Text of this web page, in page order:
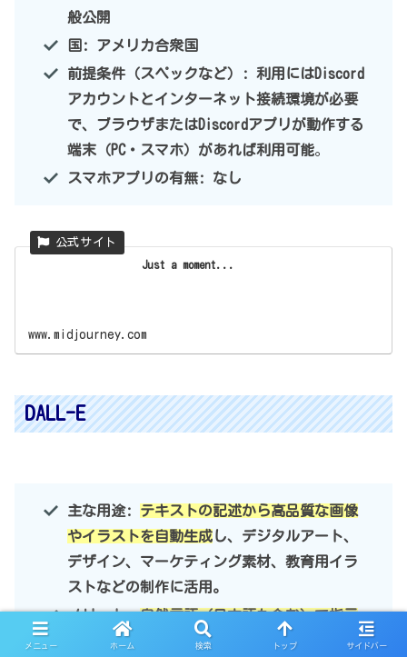
般公開
国: アメリカ合衆国
前提条件（スペックなど）: 利用にはDiscord
アカウントとインターネット接続環境が必要
で、ブラウザまたはDiscordアプリが動作する
端末（PC・スマホ）があれば利用可能。
スマホアプリの有無: なし
Just a moment...
www.midjourney.com
DALL-E
主な用途: テキストの記述から高品質な画像
やイラストを自動生成し、デジタルアート、
デザイン、マーケティング素材、教育用イラ
ストなどの制作に活用。
メリット:自然言語（日本語も含む）で指示
するだけで、高品質で独創的な画像を短時間
メニュー ホーム 検索 トップ サイドバー